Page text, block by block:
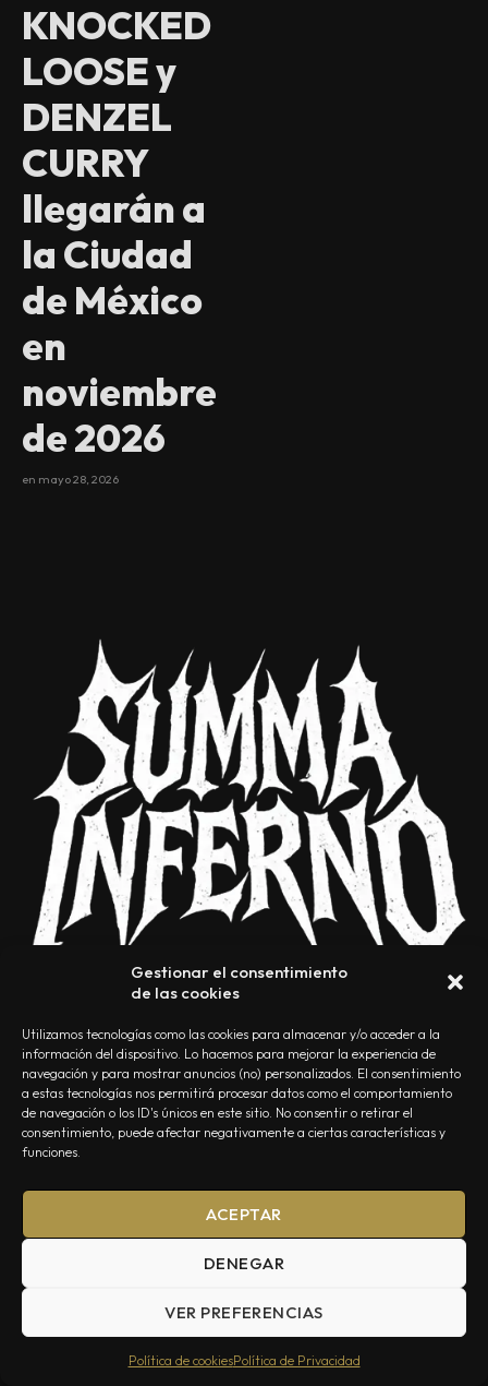
Gestionar el consentimiento
de las cookies
Utilizamos tecnologías como las cookies para almacenar y/o acceder a la
información del dispositivo. Lo hacemos para mejorar la experiencia de
navegación y para mostrar anuncios (no) personalizados. El consentimiento
a estas tecnologías nos permitirá procesar datos como el comportamiento
de navegación o los ID's únicos en este sitio. No consentir o retirar el
consentimiento, puede afectar negativamente a ciertas características y
funciones.
ACEPTAR
DENEGAR
VER PREFERENCIAS
Política de cookiesPolítica de Privacidad
KNOCKED
LOOSE y
DENZEL
CURRY
llegarán a
la Ciudad
de México
en
noviembre
de 2026
en mayo 28, 2026
NOSOTROS CONTACTO EDITORIAL POLÍTICA DE PRIVACIDAD
Summa Inferno — Todos los Derechos Reservados © 2026